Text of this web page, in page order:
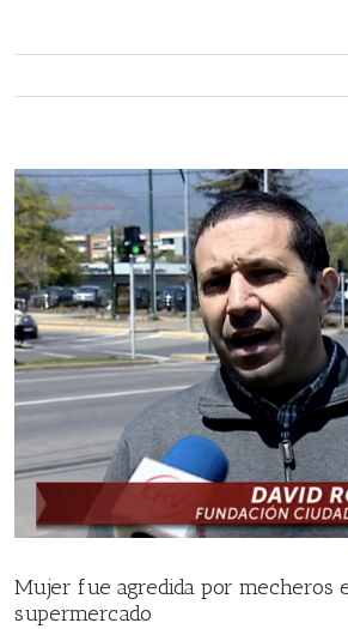
Mujer fue agredida por mecheros
supermercado